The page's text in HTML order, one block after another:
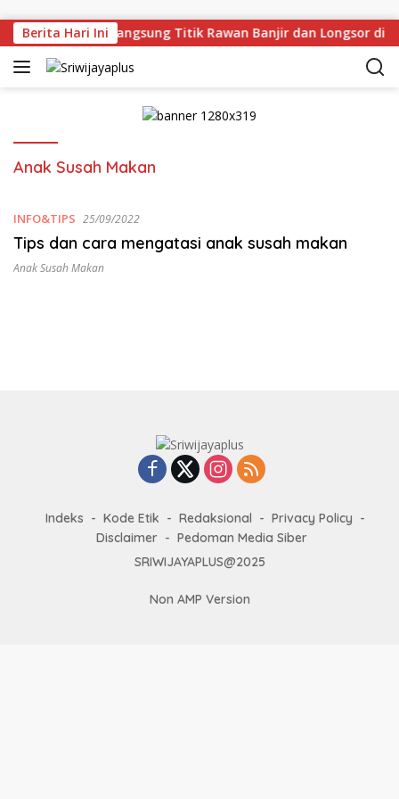
Berita Hari Ini
Deru Tinjau Langsung Titik Rawan Banjir dan Longsor di
Anak Susah Makan
INFO&TIPS 25/09/2022
Tips dan cara mengatasi anak susah makan
Anak Susah Makan
Indeks Kode Etik Redaksional
Privacy Policy
Disclaimer
Pedoman Media Siber
SRIWIJAYAPLUS@2025
Non AMP Version